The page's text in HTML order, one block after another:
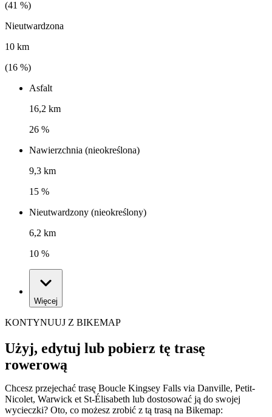
(41 %)
Nieutwardzona
10 km
(16 %)
Asfalt
16,2 km
26 %
Nawierzchnia (nieokreślona)
9,3 km
15 %
Nieutwardzony (nieokreślony)
6,2 km
10 %
Więcej
KONTYNUUJ Z BIKEMAP
Użyj, edytuj lub pobierz tę trasę
rowerową
Chcesz przejechać trasę Boucle Kingsey Falls via Danville, Petit-
Nicolet, Warwick et St-Élisabeth lub dostosować ją do swojej
wycieczki? Oto, co możesz zrobić z tą trasą na Bikemap: